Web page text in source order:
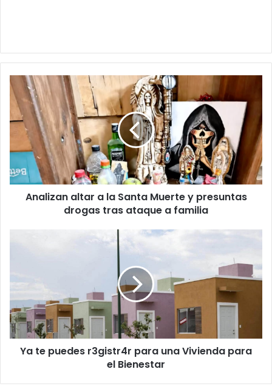
Analizan
altar
la
Santa
Muerte
y
presuntas
drogas
Analizan altar a la Santa Muerte y presuntas
drogas tras ataque a familia
una
Vivienda
para
el
Bienestar
Ya te puedes r3gistr4r para una Vivienda para
el Bienestar